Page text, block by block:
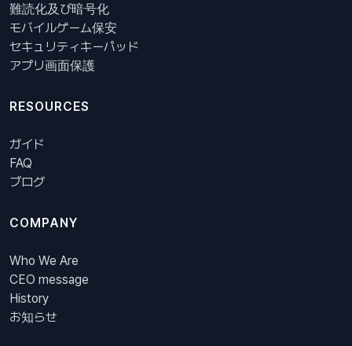
難読化及び暗号化
モバイルゲーム保安
セキュリティキーパッド
アプリ画面保護
RESOURCES
ガイド
FAQ
ブログ
COMPANY
Who We Are
CEO message
History
お知らせ